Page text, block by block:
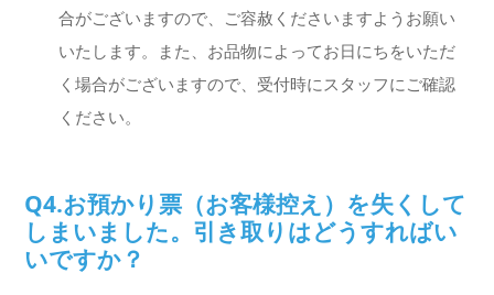
合がございますので、ご容赦くださいますようお願い
いたします。また、お品物によってお日にちをいただ
く場合がございますので、受付時にスタッフにご確認
ください。
Q4.お預かり票（お客様控え）を失くして
しまいました。引き取りはどうすればい
いですか？